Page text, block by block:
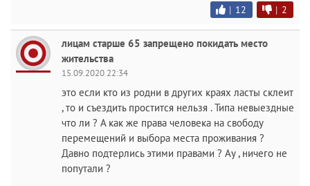
| 12 | 2
лицам старше 65 запрещено покидать место
жительства
15.09.2020 22:34
это если кто из родни в других краях ласты склеит
, то и съездить простится нельзя . Типа невыездные
что ли ? А как же права человека на свободу
перемещений и выбора места проживания ?
Давно подтерлись этими правами ? Ау , ничего не
попутали ?